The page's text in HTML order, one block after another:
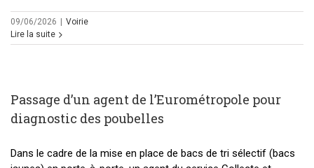
09/06/2026
Voirie
Lire la suite
Passage d’un agent de l’Eurométropole pour
diagnostic des poubelles
Dans le cadre de la mise en place de bacs de tri sélectif (bacs